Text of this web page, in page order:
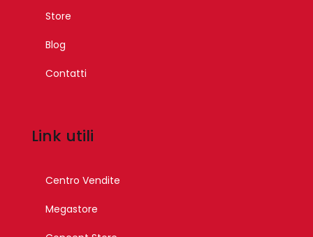
Store
Blog
Contatti
Link utili
Centro Vendite
Megastore